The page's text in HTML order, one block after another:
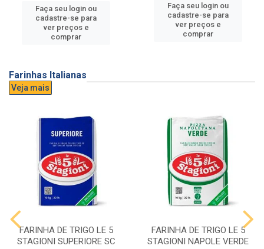
Faça seu login ou
cadastre-se para
ver preços e
comprar
Faça seu login ou
cadastre-se para
ver preços e
comprar
Farinhas Italianas
Veja mais
FARINHA DE TRIGO LE 5
STAGIONI SUPERIORE SC
FARINHA DE TRIGO LE 5
STAGIONI NAPOLE VERDE